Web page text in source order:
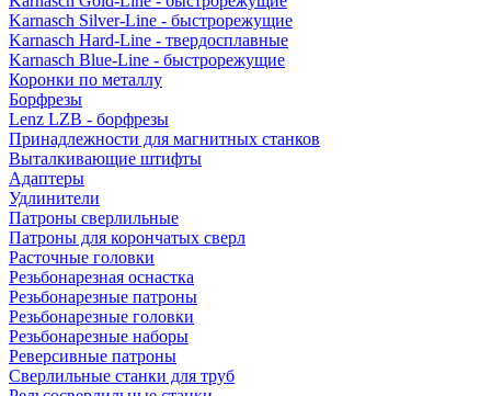
Karnasch Silver-Line - быстрорежущие
Karnasch Hard-Line - твердосплавные
Karnasch Blue-Line - быстрорежущие
Коронки по металлу
Борфрезы
Lenz LZB - борфрезы
Принадлежности для магнитных станков
Выталкивающие штифты
Адаптеры
Удлинители
Патроны сверлильные
Патроны для корончатых сверл
Расточные головки
Резьбонарезная оснастка
Резьбонарезные патроны
Резьбонарезные головки
Резьбонарезные наборы
Реверсивные патроны
Сверлильные станки для труб